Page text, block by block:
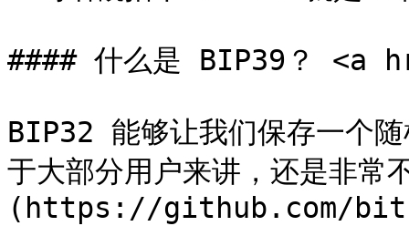
#### 什么是 BIP39？
BIP32 能够让我们保存一个
于大部分用户来讲，还是非
(https://github.com/